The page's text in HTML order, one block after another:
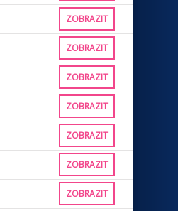
ZOBRAZIT
ZOBRAZIT
ZOBRAZIT
ZOBRAZIT
ZOBRAZIT
ZOBRAZIT
ZOBRAZIT